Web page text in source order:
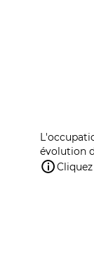
évolution